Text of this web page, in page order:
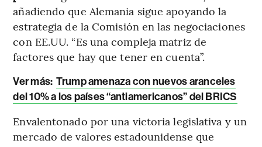
añadiendo que Alemania sigue apoyando la
estrategia de la Comisión en las negociaciones
con EE.UU. “Es una compleja matriz de
factores que hay que tener en cuenta”.
Ver más: Trump amenaza con nuevos aranceles
del 10% a los países “antiamericanos” del BRICS
Envalentonado por una victoria legislativa y un
mercado de valores estadounidense que